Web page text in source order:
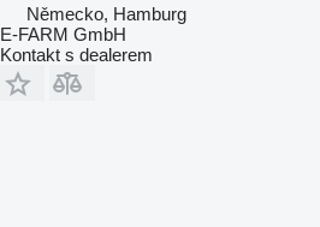
Německo, Hamburg
E-FARM GmbH
Kontakt s dealerem